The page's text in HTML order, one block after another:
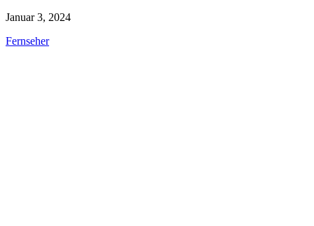
Posted
Januar 3, 2024
Categories
Fernseher